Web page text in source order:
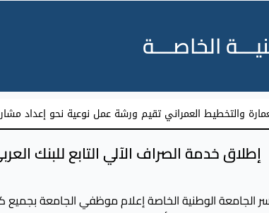
الخاصـــة
والتخطيط العمراني تقيم ورشة عمل نوعية نحو إعداد
إطلاق خدمة الصراف الآلي التابع للبنك
الجامعة الوطنية الخاصة إعلام موظفي الجامعة بجميع